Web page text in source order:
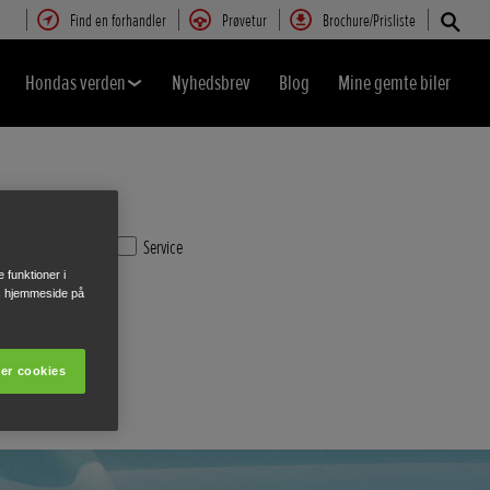
Find en forhandler Prøvetur Brochure/Prisliste
Hondas verden Nyhedsbrev Blog Mine gemte biler
Service
funktioner i
på
cookies